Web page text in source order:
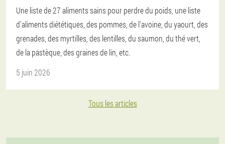
Une liste de 27 aliments sains pour perdre du poids, une liste
d'aliments diététiques, des pommes, de l'avoine, du yaourt, des
grenades, des myrtilles, des lentilles, du saumon, du thé vert,
de la pastèque, des graines de lin, etc.
5 juin 2026
Tous les articles